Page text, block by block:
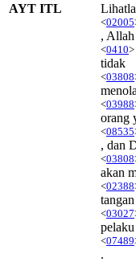
AYT ITL
<02005
, Allah
<0410>
tidak
<03808
<03988
orang
<08535
, dan
<03808
akan
<02388
tangan
<03027
<07489
.